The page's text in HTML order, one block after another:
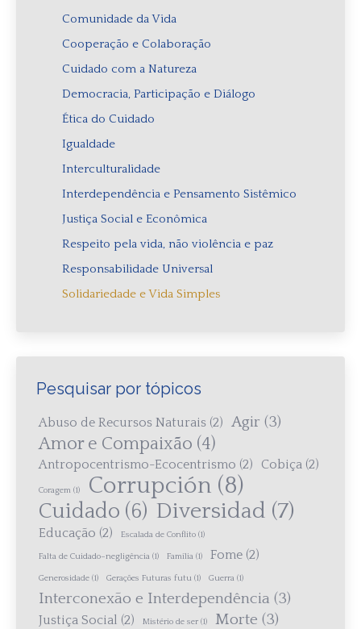
Comunidade da Vida
Cooperação e Colaboração
Cuidado com a Natureza
Democracia, Participação e Diálogo
Ética do Cuidado
Igualdade
Interculturalidade
Interdependência e Pensamento Sistêmico
Justiça Social e Econômica
Respeito pela vida, não violência e paz
Responsabilidade Universal
Solidariedade e Vida Simples
Pesquisar por tópicos
Abuso de Recursos Naturais (2) Agir (3)
Amor e Compaixão (4)
Antropocentrismo-Ecocentrismo (2) Cobiça (2)
Coragem (1) Corrupción (8)
Cuidado (6) Diversidad (7)
Educação (2) Escalada de Conflito (1)
Falta de Cuidado–negligência (1) Família (1) Fome (2)
Generosidade (1) Gerações Futuras futu (1) Guerra (1)
Interconexão e Interdependência (3)
Justiça Social (2) Mistério de ser (1) Morte (3)